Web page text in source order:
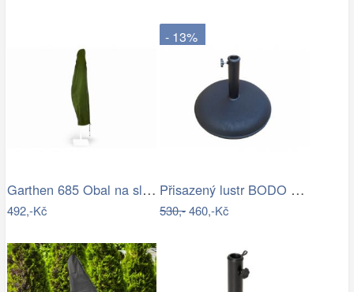
Garthen 685 Obal na slunečník s…
492,-Kč
- 13%
Přisazený lustr BODO 1xE27/60W/230V…
530,-460,-Kč